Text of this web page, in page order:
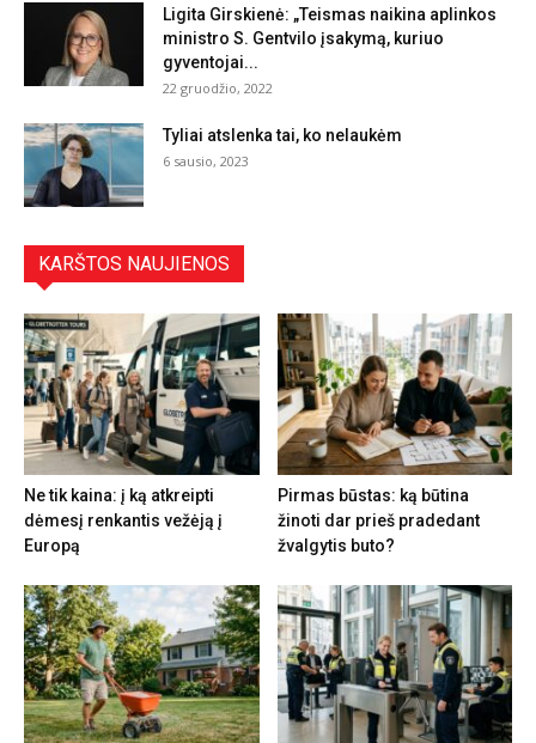
Ligita Girskienė: „Teismas naikina aplinkos
ministro S. Gentvilo įsakymą, kuriuo
gyventojai...
22 gruodžio, 2022
Tyliai atslenka tai, ko nelaukėm
6 sausio, 2023
KARŠTOS NAUJIENOS
Ne tik kaina: į ką atkreipti
dėmesį renkantis vežėją į
Europą
Pirmas būstas: ką būtina
žinoti dar prieš pradedant
žvalgytis buto?